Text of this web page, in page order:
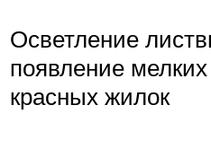
Осветление
появление мелких
красных жилок